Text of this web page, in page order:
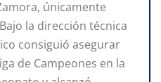
únicamente
la dirección técnica
consiguió asegurar
de Campeones en la